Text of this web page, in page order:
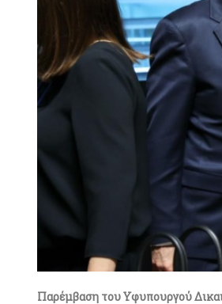
Παρέμβαση του Υφυπουργού